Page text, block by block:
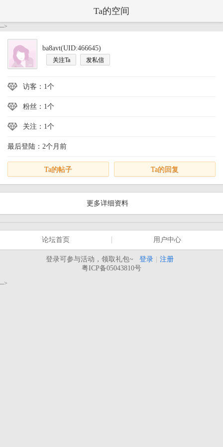
Ta的空间
-->
ba8avt(UID:466645)
关注Ta 发私信
访客：1个
粉丝：1个
关注：1个
最后登陆：2个月前
Ta的帖子 Ta的回复
更多详细资料
论坛首页 用户中心
登录可参与活动，领取礼包~ 登录
注册
粤ICP备05043810号
-->